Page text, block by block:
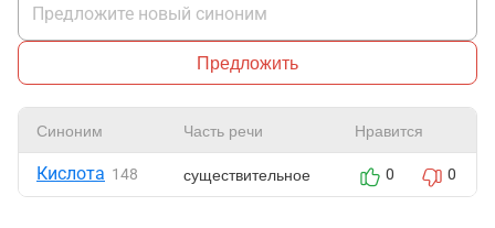
Предложить
Синоним Часть речи Нравится
Кислота 148 существительное 0 0